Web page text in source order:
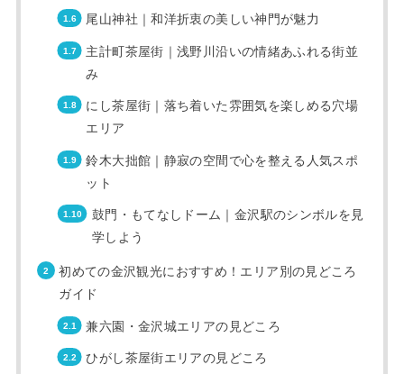
尾山神社｜和洋折衷の美しい神門が魅力
主計町茶屋街｜浅野川沿いの情緒あふれる街並
み
にし茶屋街｜落ち着いた雰囲気を楽しめる穴場
エリア
鈴木大拙館｜静寂の空間で心を整える人気スポ
ット
鼓門・もてなしドーム｜金沢駅のシンボルを見
学しよう
初めての金沢観光におすすめ！エリア別の見どころ
ガイド
兼六園・金沢城エリアの見どころ
ひがし茶屋街エリアの見どころ